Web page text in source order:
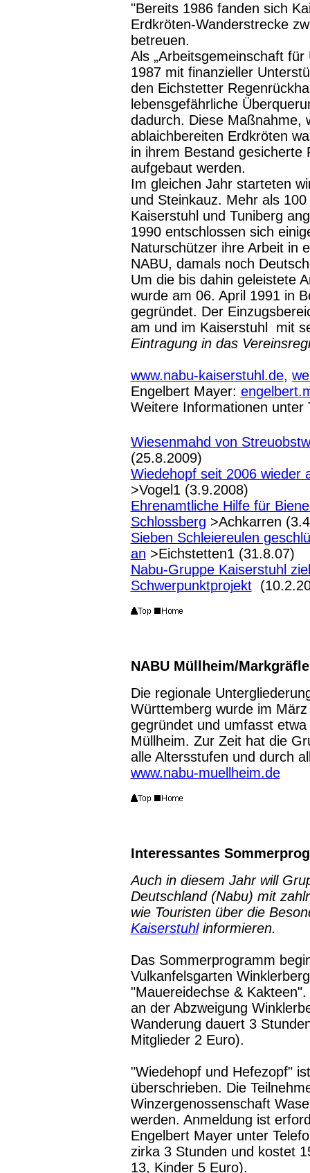
"Bereits 1986 fanden sich
Erdkröten-Wanderstrecke
betreuen.
Als „Arbeitsgemeinschaft
1987 mit finanzieller
den Eichstetter
lebensgefährliche
dadurch. Diese Maßnahme,
ablaichbereiten Erdkröten
in ihrem Bestand gesicherte
aufgebaut werden.
Im gleichen Jahr starteten
und Steinkauz. Mehr als
Kaiserstuhl und Tuniberg
1990 entschlossen sich
Naturschützer ihre Arbeit in
NABU, damals noch
Um die bis dahin geleistete
wurde am 06. April 1991 in
gegründet. Der
am und im Kaiserstuhl mit
Eintragung in das
www.nabu-kaiserstuhl.de,
Engelbert Mayer:
Weitere Informationen unter
Wiesenmahd von
(25.8.2009)
Wiedehopf seit 2006 wieder
>Vogel1 (3.9.2008)
Ehrenamtliche Hilfe für
Schlossberg >Achkarren
Sieben Schleiereulen
an >Eichstetten1 (31.8.07)
Nabu-Gruppe Kaiserstuhl
Schwerpunktprojekt
NABU Müllheim/
Die regionale
Württemberg wurde im
gegründet und umfasst
Müllheim. Zur Zeit hat die
alle Altersstufen und durch
www.nabu-muellheim.de
Interessantes
Auch in diesem Jahr will
Deutschland (Nabu) mit
wie Touristen über die
Kaiserstuhlinformieren.
Das Sommerprogramm
Vulkanfelsgarten
"Mauereidechse &
an der Abzweigung
Wanderung dauert 3
Mitglieder 2 Euro).
"Wiedehopf und Hefezopf"
überschrieben. Die
Winzergenossenschaft
werden. Anmeldung ist
Engelbert Mayer unter
zirka 3 Stunden und kostet
13, Kinder 5 Euro).